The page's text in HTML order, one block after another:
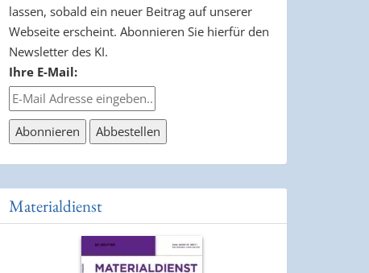
lassen, sobald ein neuer Beitrag auf unserer
Webseite erscheint. Abonnieren Sie hierfür den
Newsletter des KI.
Ihre E-Mail:
Materialdienst